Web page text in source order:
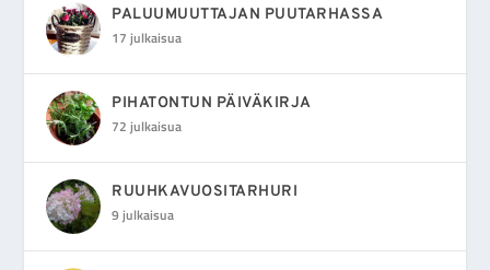
PALUUMUUTTAJAN PUUTARHASSA
17 julkaisua
PIHATONTUN PÄIVÄKIRJA
72 julkaisua
RUUHKAVUOSITARHURI
9 julkaisua